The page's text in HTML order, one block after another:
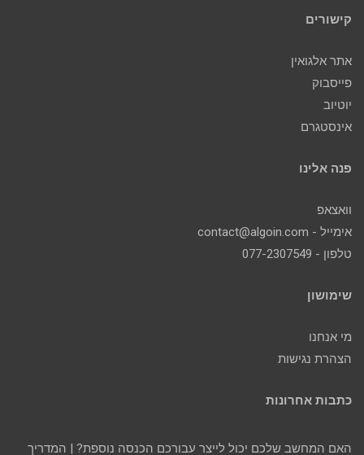
קישורים
אתר אלגואין
פייסבוק
יוטיוב
אינסטגרם
פנה אלינו
וואצאפ
אימייל - contact@algoin.com
טלפון - 077-2307549
שימושון
מי אנחנו
הצהרת נגישות
כתבות אחרונות
האם המחשב שלכם יכול לייצר עבורכם הכנסה נוספת? | המדריך